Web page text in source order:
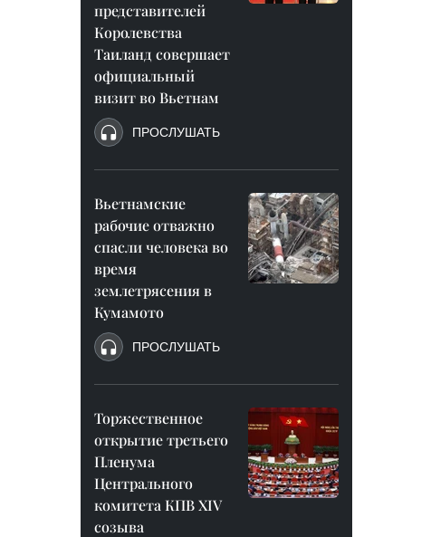
представителей
Королевства
Таиланд совершает
официальный
визит во Вьетнам
ПРОСЛУШАТЬ
Вьетнамские
рабочие отважно
спасли человека во
время
землетрясения в
Кумамото
ПРОСЛУШАТЬ
Торжественное
открытие третьего
Пленума
Центрального
комитета КПВ XIV
созыва